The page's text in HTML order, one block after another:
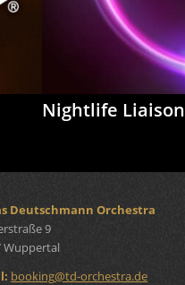
Nightlife Liaison
Deutschmann Orchestra
9
Wuppertal
booking@td-orchestra.de